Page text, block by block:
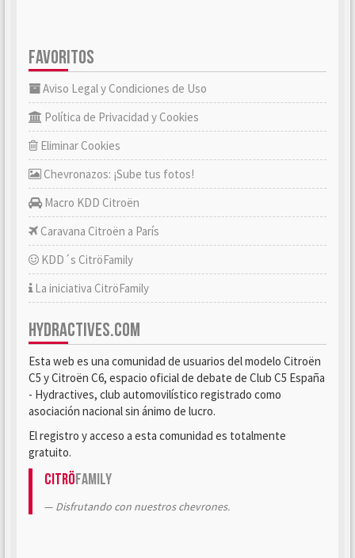
FAVORITOS
Aviso Legal y Condiciones de Uso
Política de Privacidad y Cookies
Eliminar Cookies
Chevronazos: ¡Sube tus fotos!
Macro KDD Citroën
Caravana Citroën a París
KDD´s CitröFamily
La iniciativa CitröFamily
HYDRACTIVES.COM
Esta web es una comunidad de usuarios del modelo Citroën
C5 y Citroën C6, espacio oficial de debate de Club C5 España
- Hydractives, club automovilístico registrado como
asociación nacional sin ánimo de lucro.
El registro y acceso a esta comunidad es totalmente
gratuito.
CitröFamily
Disfrutando con nuestros chevrones.